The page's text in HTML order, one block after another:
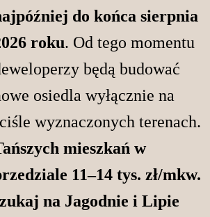
do końca sierpnia
roku. Od tego momentu
będą budować
osiedla wyłącznie na
wyznaczonych terenach.
mieszkań w
11–14 tys. zł/mkw.
na Jagodnie i Lipie